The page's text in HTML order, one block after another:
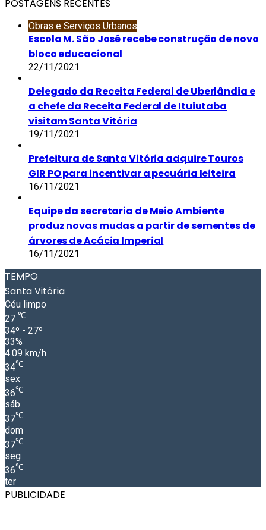
POSTAGENS RECENTES
Obras e Serviços Urbanos
Escola M. São José recebe construção de novo
bloco educacional
22/11/2021
Delegado da Receita Federal de Uberlândia e
a chefe da Receita Federal de Ituiutaba
visitam Santa Vitória
19/11/2021
Prefeitura de Santa Vitória adquire Touros
GIR PO para incentivar a pecuária leiteira
16/11/2021
Equipe da secretaria de Meio Ambiente
produz novas mudas a partir de sementes de
árvores de Acácia Imperial
16/11/2021
TEMPO
Santa Vitória
Céu limpo
27 ℃
34º - 27º
33%
4.09 km/h
34℃
sex
36℃
sáb
37℃
dom
37℃
seg
36℃
ter
PUBLICIDADE